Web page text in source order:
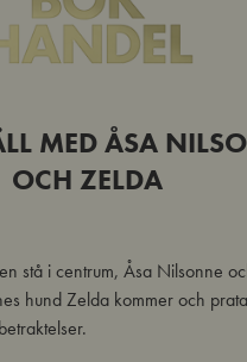
MED ÅSA
OCH ZELDA
stå i centrum, Åsa Nilsonne
hund Zelda kommer och